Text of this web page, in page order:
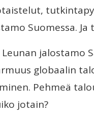
Suomessa. Ja
jalostamo
globaalin
Pehmeä
jotain?